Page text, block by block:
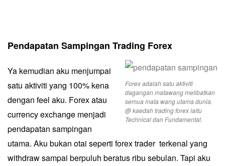
Pendapatan Sampingan Trading Forex
Forex adalah satu aktiviti
dagangan matawang melibatkan
semua mata wang utama dunia.
@ kaedah trading forex iaitu
Technical dan Fundamental.
Ya kemudian aku menjumpai
satu aktiviti yang 100% kena
dengan feel aku. Forex atau
currency exchange menjadi
pendapatan sampingan
utama. Aku bukan otai seperti forex trader terkenal yang
withdraw sampai berpuluh beratus ribu sebulan. Tapi aku